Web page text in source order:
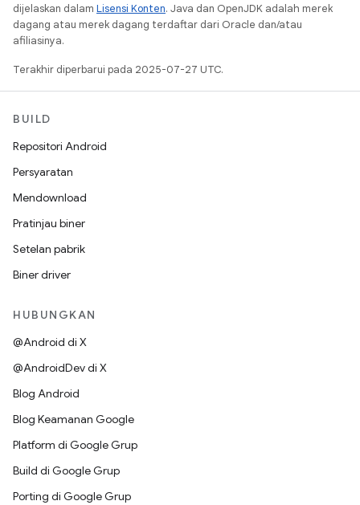
dijelaskan dalam Lisensi Konten. Java dan OpenJDK adalah merek
dagang atau merek dagang terdaftar dari Oracle dan/atau
afiliasinya.
Terakhir diperbarui pada 2025-07-27 UTC.
BUILD
Repositori Android
Persyaratan
Mendownload
Pratinjau biner
Setelan pabrik
Biner driver
HUBUNGKAN
@Android di X
@AndroidDev di X
Blog Android
Blog Keamanan Google
Platform di Google Grup
Build di Google Grup
Porting di Google Grup